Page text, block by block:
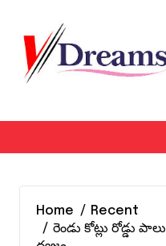
content
Home
Recent
రెండు కోట్లు రోడ్డు